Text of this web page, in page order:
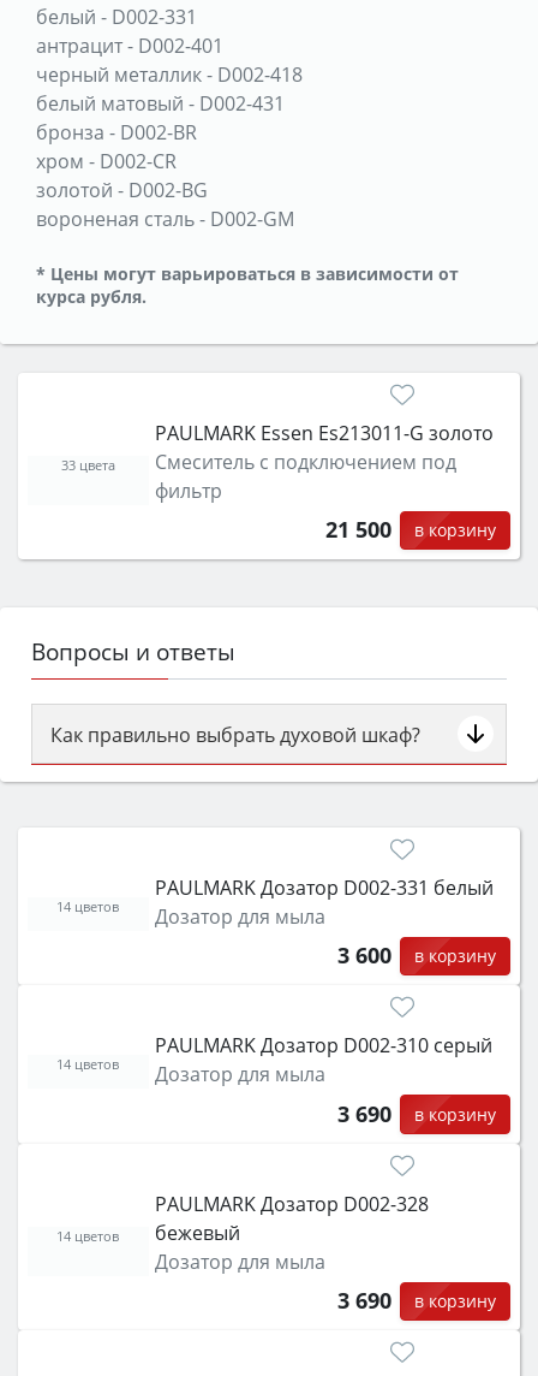
белый - D002-331
антрацит- D002-401
черный металлик- D002-418
белый матовый - D002-431
бронза - D002-BR
хром - D002-CR
золотой - D002-BG
вороненая сталь- D002-GM
* Цены могут варьироваться в зависимости от
курса рубля.
PAULMARK Essen Es213011-G золото
Смеситель с подключением под
фильтр
21 500 в корзину
33 цвета
Вопросы и ответы
Как правильно выбрать духовой шкаф?
Сначала определитесь с типом (газовый или
затем смотрите на объём 50–70 л для семьи,
функции (конвекция, гриль, самоочистка,
защита от детей).
PAULMARK Дозатор D002-331 белый
Дозатор для мыла
3 600 в корзину
14 цветов
PAULMARK Дозатор D002-310 серый
Дозатор для мыла
3 690 в корзину
14 цветов
PAULMARK Дозатор D002-328
бежевый
Дозатор для мыла
3 690 в корзину
14 цветов